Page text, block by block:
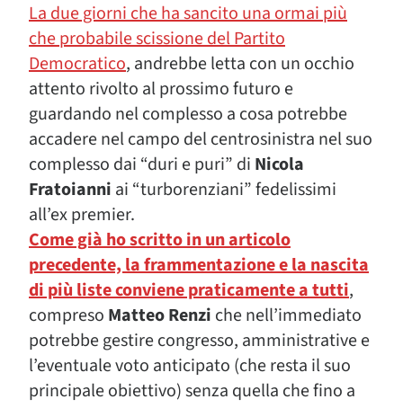
La due giorni che ha sancito una ormai più
che probabile scissione del Partito
Democratico, andrebbe letta con un occhio
attento rivolto al prossimo futuro e
guardando nel complesso a cosa potrebbe
accadere nel campo del centrosinistra nel suo
complesso dai “duri e puri” di Nicola
Fratoianni ai “turborenziani” fedelissimi
all’ex premier.
Come già ho scritto in un articolo
precedente, la frammentazione e la nascita
di più liste conviene praticamente a tutti,
compreso Matteo Renzi che nell’immediato
potrebbe gestire congresso, amministrative e
l’eventuale voto anticipato (che resta il suo
principale obiettivo) senza quella che fino a